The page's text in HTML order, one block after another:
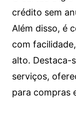
crédito sem
Além disso, é
com
alto. Destaca-
serviços,
para compras